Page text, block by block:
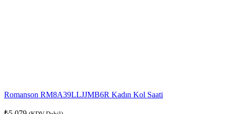
Romanson RM8A39LLJJMB6R Kadın Kol Saati